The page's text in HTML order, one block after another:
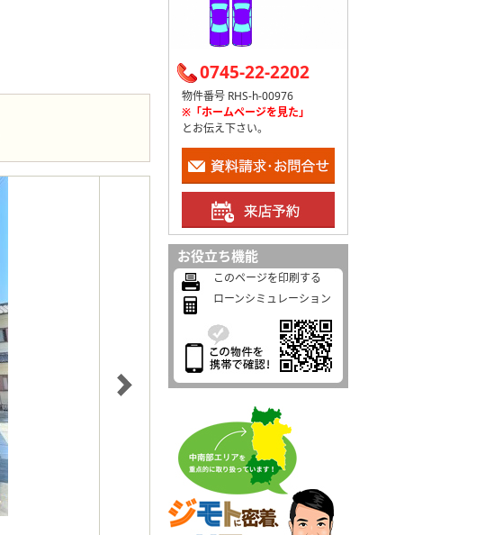
0745-22-2202
物件番号 RHS-h-00976
※「ホームページを見た」
とお伝え下さい。
お役立ち機能
このページを印刷する
ローンシミュレーション